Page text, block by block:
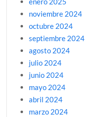
noviembre 2024
octubre 2024
septiembre 2024
agosto 2024
julio 2024
junio 2024
mayo 2024
abril 2024
marzo 2024